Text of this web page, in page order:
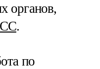
органов,
.
по